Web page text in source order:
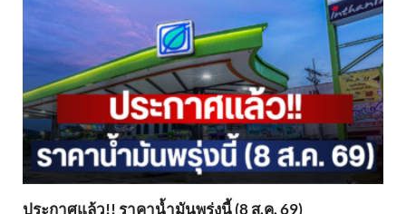
ประกาศแล้ว!! ราคาน้ำมันพรุ่งนี้ (8 ส.ค. 69)